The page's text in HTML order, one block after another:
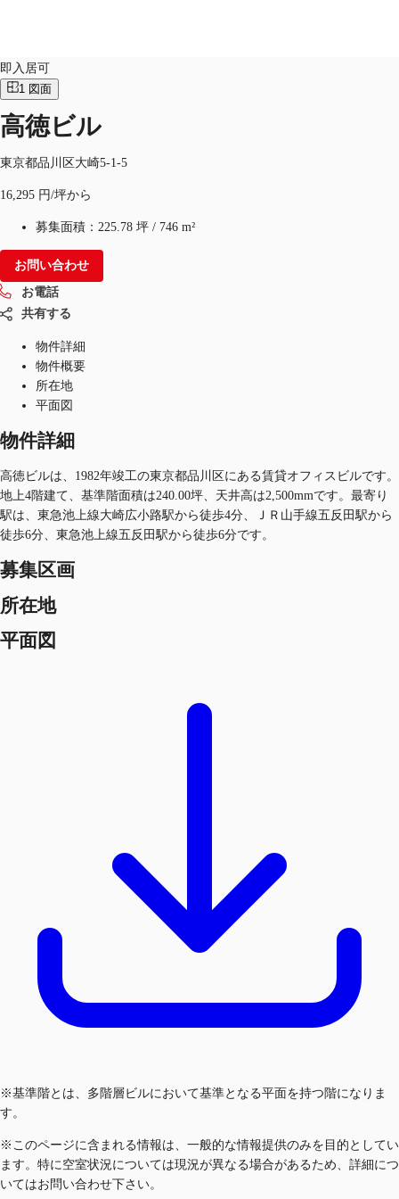
オフィス・事務所
倉庫・物流センター
地図検索
記事
仲介会社様はこちらへ
お気に入り
JP
お電話
即入居可
1 図面
高徳ビル
東京都品川区大崎5-1-5
16,295 円/坪から
募集面積： 225.78 坪 / 746 m²
お問い合わせ
お電話
共有する
物件詳細
物件概要
所在地
平面図
物件詳細
高徳ビルは、1982年竣工の東京都品川区にある賃貸オフィスビルです。
地上4階建て、基準階面積は240.00坪、天井高は2,500mmです。最寄り
駅は、東急池上線大崎広小路駅から徒歩4分、ＪＲ山手線五反田駅から
徒歩6分、東急池上線五反田駅から徒歩6分です。
募集区画
所在地
平面図
※基準階とは、多階層ビルにおいて基準となる平面を持つ階になりま
す。
※このページに含まれる情報は、一般的な情報提供のみを目的としてい
ます。特に空室状況については現況が異なる場合があるため、詳細につ
いてはお問い合わせ下さい。